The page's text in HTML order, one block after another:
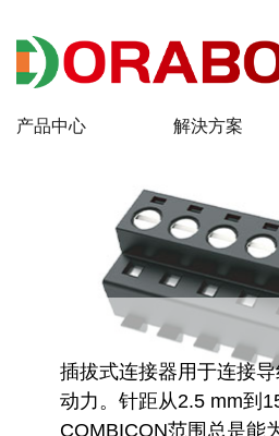
产品中心 解決方案
插拔式连接器用于连接
动力。针距从2.5 mm到
COMBICON范围总是能